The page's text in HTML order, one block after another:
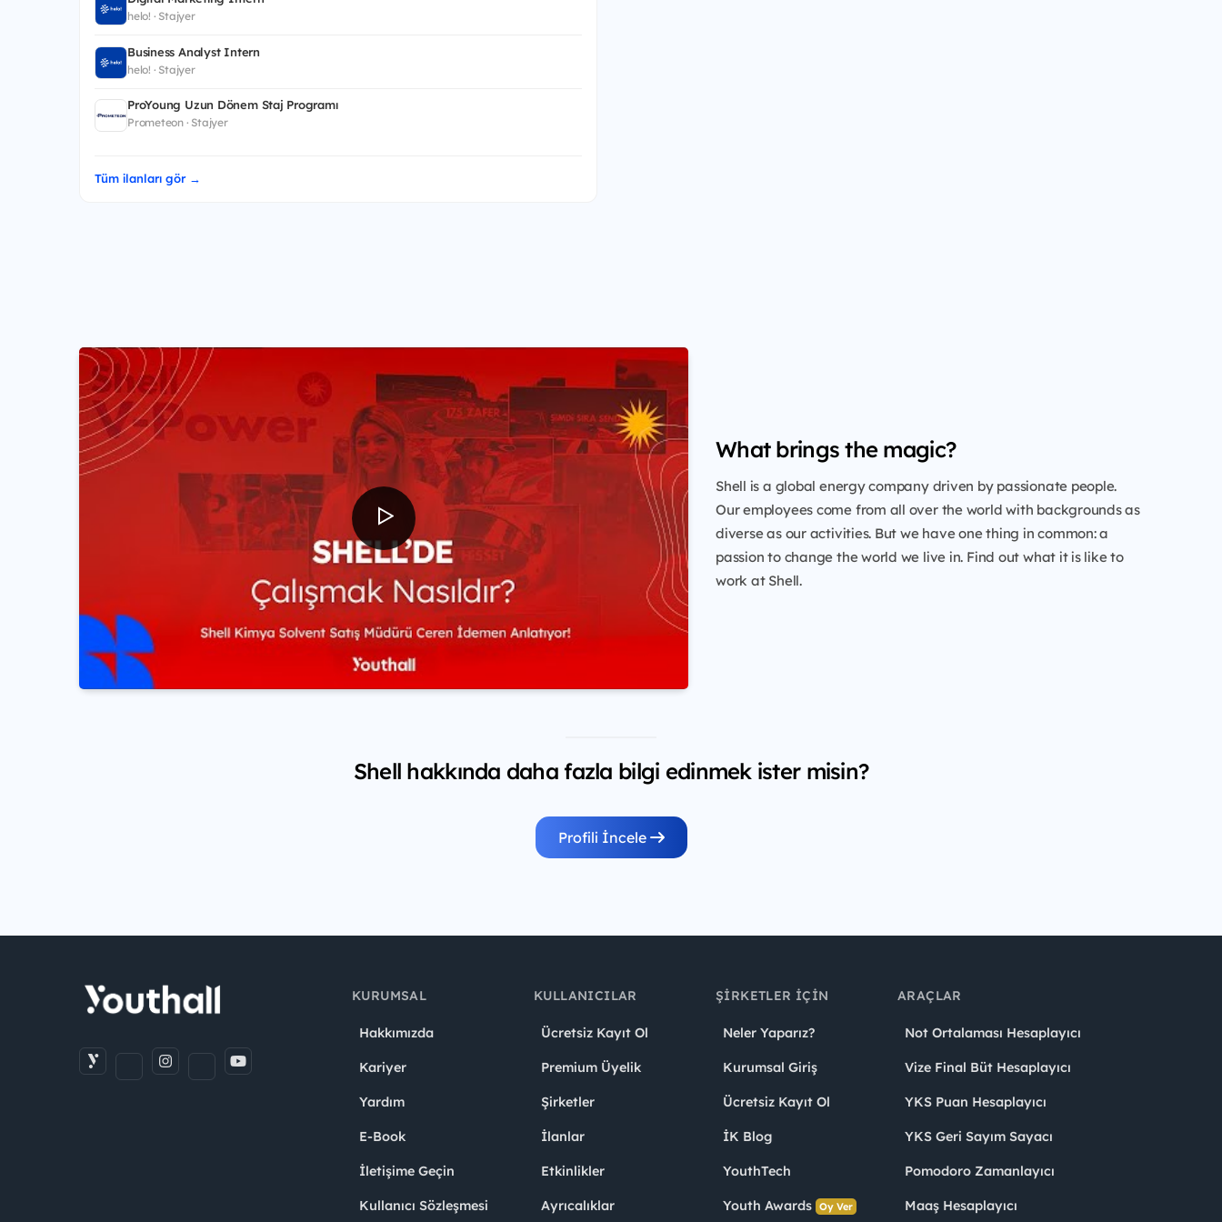
helo! · Stajyer
Business Analyst Intern
helo! · Stajyer
ProYoung Uzun Dönem Staj Programı
Prometeon · Stajyer
Tüm ilanları gör →
What brings the magic?
Shell is a global energy company driven by passionate people.
Our employees come from all over the world with backgrounds as
diverse as our activities. But we have one thing in common: a
passion to change the world we live in. Find out what it is like to
work at Shell.
Shell hakkında daha fazla bilgi edinmek ister misin?
Profili İncele
KURUMSAL
Hakkımızda
Kariyer
Yardım
E-Book
İletişime Geçin
Kullanıcı Sözleşmesi
KULLANICILAR
Ücretsiz Kayıt Ol
Premium Üyelik
Şirketler
İlanlar
Etkinlikler
Ayrıcalıklar
ŞIRKETLER İÇIN
Neler Yaparız?
Kurumsal Giriş
Ücretsiz Kayıt Ol
İK Blog
YouthTech
Youth Awards Oy Ver
ARAÇLAR
Not Ortalaması Hesaplayıcı
Vize Final Büt Hesaplayıcı
YKS Puan Hesaplayıcı
YKS Geri Sayım Sayacı
Pomodoro Zamanlayıcı
Maaş Hesaplayıcı